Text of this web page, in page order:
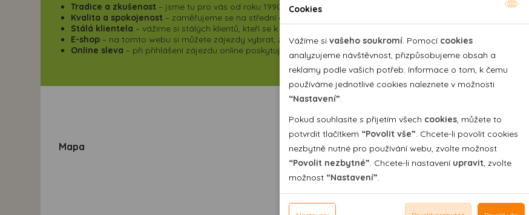
Tradice a zkušenost – jsme tu pro vás od roku 1990 - více informací
Kvalita a spokojenost – zaměřujeme se na střední a vyšší kategorii zajišťovaných služeb. Můžete si přečíst některé
Stálá klientela – vážíme si stálých klientů, kteří se k nám vracejí a poskytujeme jim slevy
E-shop – na tomto webu si můžete zájezdy vybrat, zarezervovat, objednat i zaplatit
Online sleva – při přihlášení zájezdu online poskytujeme na vybrané zájezdy
Mapa
Cookies
Vážíme si vašeho soukromí. Pomocí cookies
analyzujeme návštěvnost, přizpůsobujeme obsah a
reklamy podle vašich potřeb. Informace o tom, k čemu
používáme jednotlivé cookies naleznete v možnosti
“Nastavení”.
Pokud souhlasíte s přijetím všech cookies, můžete to
potvrdit tlačítkem “Povolit vše”. Chcete-li povolit cookies
nezbytně nutné pro používání webu, zvolte možnost
“Povolit nezbytné”. Chcete-li nastavení upravit, zvolte
možnost “Nastavení”.
Nutné cookies pomáhají, aby byla webová stránka
použitelná tak, že umožní základní funkce jako navigace
stránky a přístup k zabezpečeným sekcím webové stránky.
Webová stránka nemůže správně fungovat bez těchto
cookies.
Analytické cookies
Pomocí analytických cookies můžeme měřit návštěvnost
našeho webu, zdroje návštěv, výkon reklam a také jejich
dosah. Takto získaná data zpracováváme anonymně bez
vazby na konkrétního uživatele našeho webu. Bez vašeho
souhlasu s používáním analytických cookies, ztrácíme
Personální cookies
Personalizační soubory cookies nám umožňují přizpůsobit
souhlasu může dojít mj. k zobrazování informací